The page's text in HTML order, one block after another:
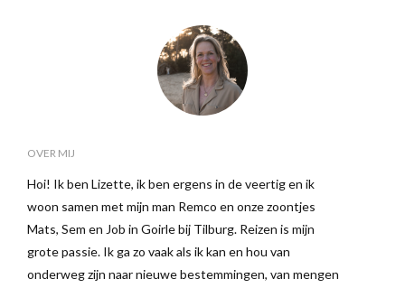
OVER MIJ
Hoi! Ik ben Lizette, ik ben ergens in de veertig en ik
woon samen met mijn man Remco en onze zoontjes
Mats, Sem en Job in Goirle bij Tilburg. Reizen is mijn
grote passie. Ik ga zo vaak als ik kan en hou van
onderweg zijn naar nieuwe bestemmingen, van mengen